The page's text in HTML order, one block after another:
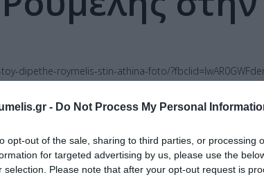
- Do Not Process My Personal
opt-out of the sale, sharing to third parties, or processing
for targeted advertising by us, please use the
selection. Please note that after your opt-out request is
dipethe-roymelis-stin-athina-foto/